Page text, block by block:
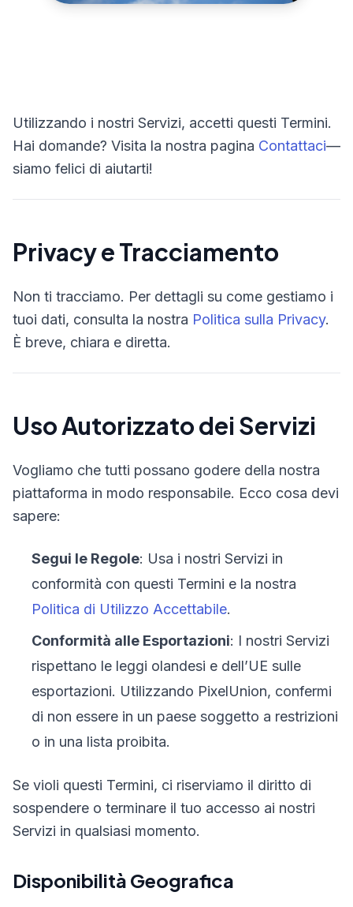
Utilizzando i nostri Servizi, accetti questi Termini.
Hai domande? Visita la nostra pagina Contattaci—
siamo felici di aiutarti!
Privacy e Tracciamento
Non ti tracciamo. Per dettagli su come gestiamo i
tuoi dati, consulta la nostra Politica sulla Privacy.
È breve, chiara e diretta.
Uso Autorizzato dei Servizi
Vogliamo che tutti possano godere della nostra
piattaforma in modo responsabile. Ecco cosa devi
sapere:
Segui le Regole: Usa i nostri Servizi in
conformità con questi Termini e la nostra
Politica di Utilizzo Accettabile.
Conformità alle Esportazioni: I nostri Servizi
rispettano le leggi olandesi e dell’UE sulle
esportazioni. Utilizzando PixelUnion, confermi
di non essere in un paese soggetto a restrizioni
o in una lista proibita.
Se violi questi Termini, ci riserviamo il diritto di
sospendere o terminare il tuo accesso ai nostri
Servizi in qualsiasi momento.
Disponibilità Geografica